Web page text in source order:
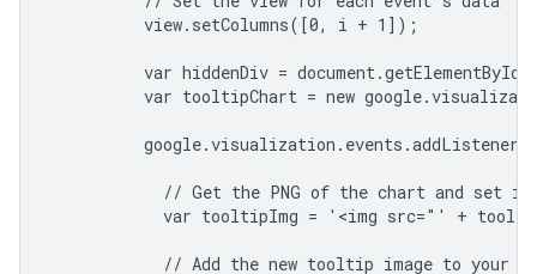
          view.setColumns([0, i + 1]);
var hiddenDiv =
var tooltipChart = new
// Get the PNG of the chart and set
var tooltipImg = '<img src="' +
// Add the new tooltip image to your